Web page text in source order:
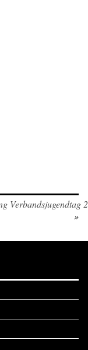
Verbandsjugendtag
»